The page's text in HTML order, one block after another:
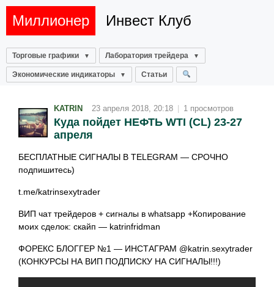
Миллионер Инвест Клуб
Торговые графики Лаборатория трейдера
Экономические индикаторы Статьи
KATRIN 23 апреля 2018, 20:18 1 просмотров
Куда пойдет НЕФТЬ WTI (CL) 23-27
апреля
БЕСПЛАТНЫЕ СИГНАЛЫ В TELEGRAM — СРОЧНО
подпишитесь)
t.me/katrinsexytrader
ВИП чат трейдеров + сигналы в whatsapp +Копирование
моих сделок: скайп — katrinfridman
ФОРЕКС БЛОГГЕР №1 — ИНСТАГРАМ @katrin.sexytrader
(КОНКУРСЫ НА ВИП ПОДПИСКУ НА СИГНАЛЫ!!!)